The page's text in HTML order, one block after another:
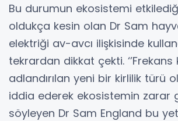
Bu durumun ekosistemi
oldukça kesin olan Dr Sam
elektriği av-avcı ilişkisinde
tekrardan dikkat çekti. ‘’Frekans
adlandırılan yeni bir kirlilik türü
iddia ederek ekosistemin zarar
söyleyen Dr Sam England bu